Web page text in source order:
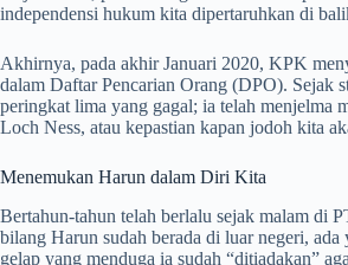
independensi hukum kita dipertaruhkan di
Akhirnya, pada akhir Januari 2020, KPK
dalam Daftar Pencarian Orang (DPO). Sejak
peringkat lima yang gagal; ia telah menjelma
Loch Ness, atau kepastian kapan jodoh kita
Menemukan Harun dalam Diri Kita
Bertahun-tahun telah berlalu sejak malam di
bilang Harun sudah berada di luar negeri,
gelap yang menduga ia sudah “ditiadakan”